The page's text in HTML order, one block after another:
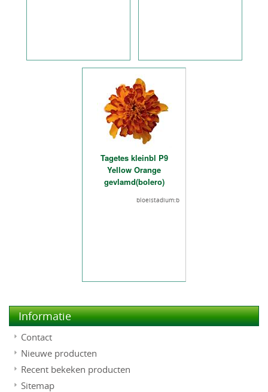
Tagetes kleinbl P9
Yellow Orange
gevlamd(bolero)
bloeistadium:b
Informatie
Contact
Nieuwe producten
Recent bekeken producten
Sitemap